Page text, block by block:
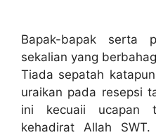
Bapak-bapak serta
sekalian yang
Tiada sepatah
uraikan pada resepsi
ini kecuaii ucapan
kehadirat Allah